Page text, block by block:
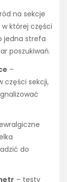
na sekcje
w której części
jedna strefa
poszukiwań.
–
części sekcji,
do
– testy